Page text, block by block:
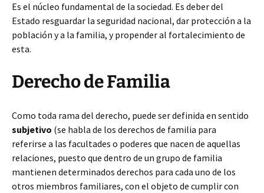
Es el núcleo fundamental de la sociedad. Es deber del
Estado resguardar la seguridad nacional, dar protección a la
población y a la familia, y propender al fortalecimiento de
esta.
Derecho de Familia
Como toda rama del derecho, puede ser definida en sentido
subjetivo (se habla de los derechos de familia para
referirse a las facultades o poderes que nacen de aquellas
relaciones, puesto que dentro de un grupo de familia
mantienen determinados derechos para cada uno de los
otros miembros familiares, con el objeto de cumplir con